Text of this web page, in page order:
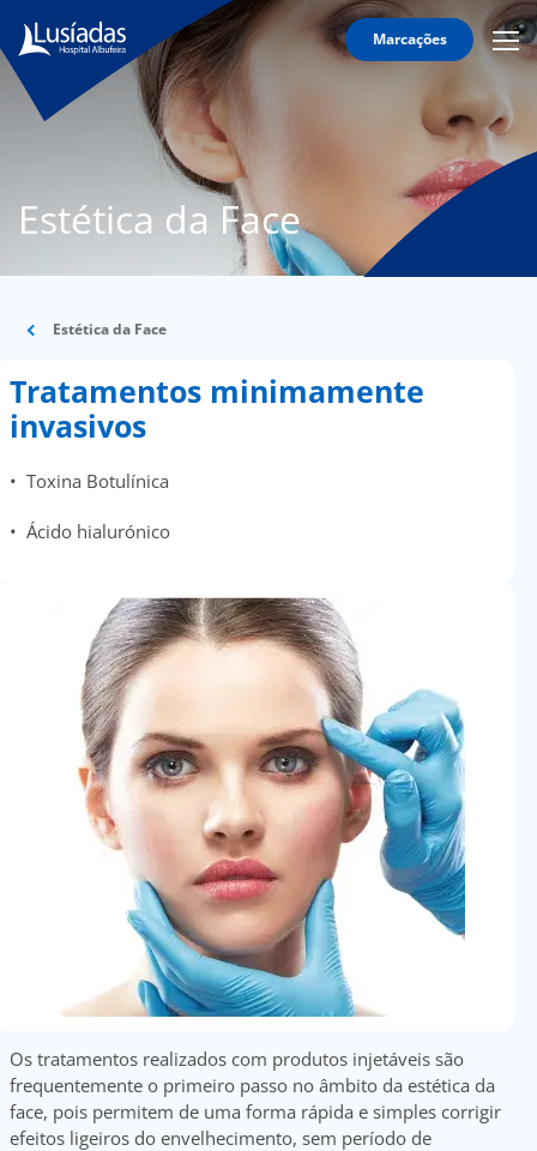
Marcações
O
Hospital
Especialidades
Útil
Estética da Face
Estética da Face
Tratamentos minimamente
invasivos
• Toxina Botulínica
• Ácido hialurónico
Os tratamentos realizados com produtos injetáveis são
frequentemente o primeiro passo no âmbito da estética da
face, pois permitem de uma forma rápida e simples corrigir
efeitos ligeiros do envelhecimento, sem período de